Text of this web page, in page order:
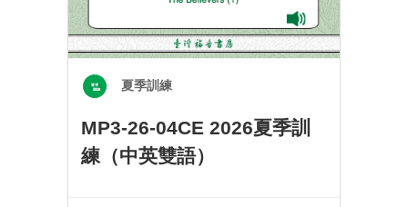
夏季訓練
MP3-26-04CE 2026夏季訓
練（中英雙語）